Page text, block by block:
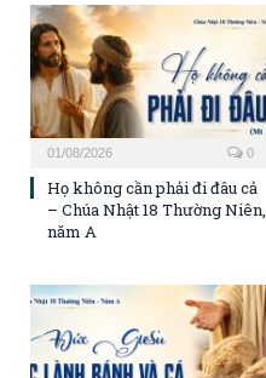
01/08/2026 0
Họ không cần phải đi đâu cả
– Chúa Nhật 18 Thường Niên,
năm A